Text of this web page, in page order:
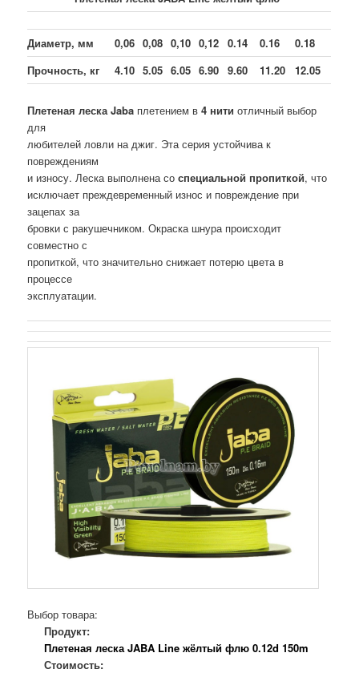
Диаметр, мм 0,06 0,08 0,10 0,12 0.14 0.16
0.18
Прочность, кг
4.10 5.05 6.05 6.90 9.60 11.20 12.05
Плетеная леска Jaba плетением в4 нити отличный выбор
для
любителей ловли на джиг. Эта серия устойчива к
повреждениям
и износу. Леска выполнена соспециальной пропиткой, что
исключает преждевременный износ и повреждение при
зацепах за
бровки с ракушечником. Окраска шнура происходит
совместно с
пропиткой, что значительно снижает потерю цвета в
процессе
эксплуатации.
Выбор товара:
Продукт:
Плетеная леска JABA Line жёлтый флю 0.12d 150m
Стоимость: